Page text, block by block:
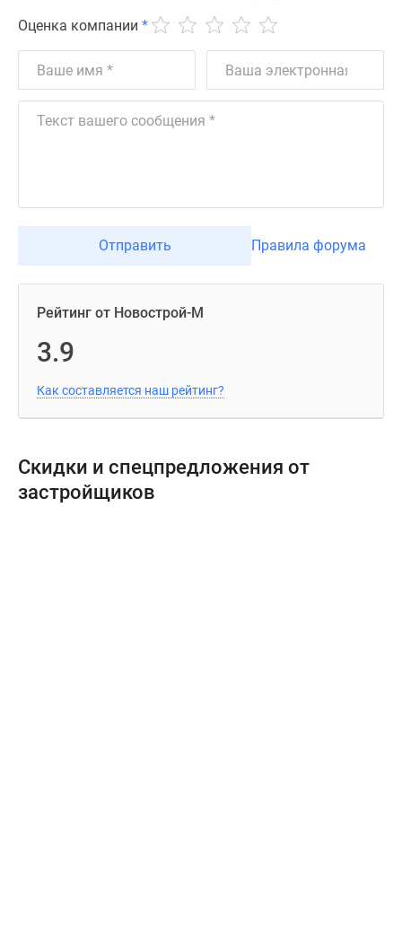
Оценка компании *
Отправить Правила форума
Рейтинг от Новострой-М
3.9
Как составляется наш рейтинг?
Скидки и спецпредложения от
застройщиков